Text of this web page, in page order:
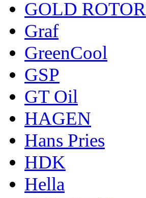
GOLD ROTOR
Graf
GreenCool
GSP
GT Oil
HAGEN
Hans Pries
HDK
Hella